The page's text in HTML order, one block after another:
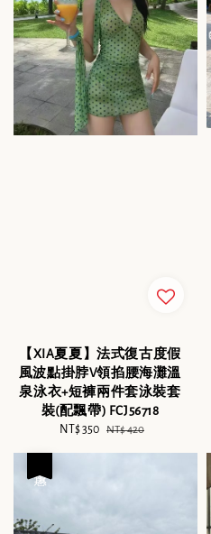
【XIA夏夏】法式復古度假
風波點掛脖V領掐腰海灘溫
泉泳衣+短褲兩件套泳裝套
裝(配飄帶) FCJ56718
Sale
NT$ 350 Regular
NT$ 420